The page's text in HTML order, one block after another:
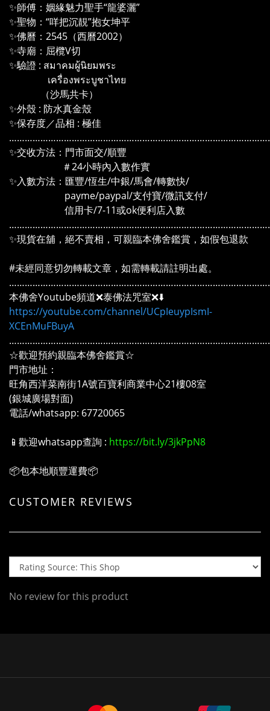
✨師傅：姻緣魅力聖手“龍婆灑”
✨聖物：“咩把沉靚”抱女坤平
✨佛曆：2545（西曆2002）
✨寺廟：屈欖V切
✨驗證 : สมาคมผู้นิยมพระ
เครื่องพระบูชาไทย
（沙馬共卡）
✨外殼 : 防水真金殼
✨保存度／品相 : 極佳
✨交收方法：門市面交/順豐
＃24小時內入數作實
✨入數方法：匯豐/恆生/中銀/馬會/轉數快/
payme/paypal/支付寶/微訊支付/
信用卡/7-11或ok便利店入數
✨現貨在舖，絕不賣相，可親臨本佛舍鑑賞，如假包退款
#未經同意切勿轉載文章，如需轉載請註明出處。
本佛舍Youtube頻道❌泰佛法咒室❌⬇️
https://youtube.com/channel/UCpIeuypIsmI-
XCEnMuFBuyA
☆歡迎預約親臨本佛舍鑑賞☆
門市地址：
旺角西洋菜南街1A號百寶利商業中心21樓08室
(銀城廣場對面)
電話/whatsapp: 67720065
📱歡迎whatsapp查詢 : https://bit.ly/3jkPpN8
📦包本地順豐運費📦
CUSTOMER REVIEWS
No review for this product